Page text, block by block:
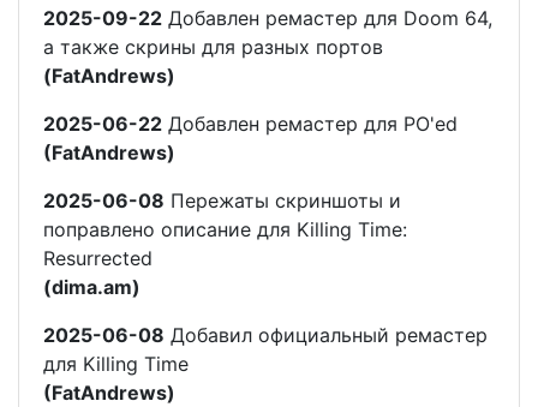
2025-09-22 Добавлен ремастер для Doom 64,
а также скрины для разных портов
(FatAndrews)
2025-06-22 Добавлен ремастер для PO'ed
(FatAndrews)
2025-06-08 Пережаты скриншоты и
поправлено описание для Killing Time:
Resurrected
(dima.am)
2025-06-08 Добавил официальный ремастер
для Killing Time
(FatAndrews)